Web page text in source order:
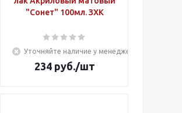
"Сонет" 100мл. ЗХК
Уточняйте наличие у менеджера
234руб./шт